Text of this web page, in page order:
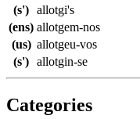
(s') allotgi's
(ens) allotgem-nos
(us) allotgeu-vos
(s') allotgin-se
Categories